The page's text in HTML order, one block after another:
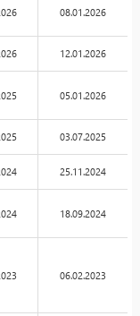
08.01.2026
12.01.2026
05.01.2026
03.07.2025
25.11.2024
18.09.2024
06.02.2023